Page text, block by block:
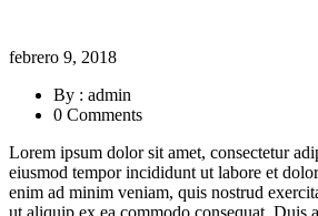
febrero 9, 2018
By : admin
0 Comments
Lorem ipsum dolor sit amet, consectetur
eiusmod tempor incididunt ut labore et
enim ad minim veniam, quis nostrud